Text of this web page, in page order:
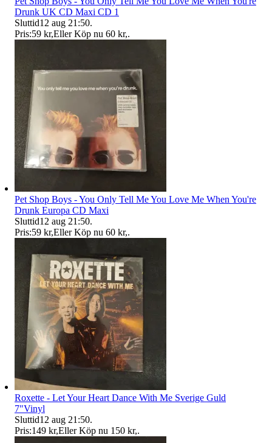
Drunk UK CD Maxi CD 1
Sluttid12 aug 21:50.
Pris:59 kr,Eller Köp nu 60 kr,.
Pet Shop Boys - You Only Tell Me You Love Me When You're
Drunk Europa CD Maxi
Sluttid12 aug 21:50.
Pris:59 kr,Eller Köp nu 60 kr,.
Roxette - Let Your Heart Dance With Me Sverige Guld
7"Vinyl
Sluttid12 aug 21:50.
Pris:149 kr,Eller Köp nu 150 kr,.